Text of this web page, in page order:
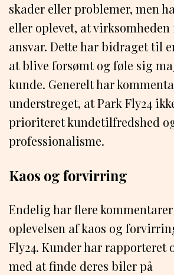
skader eller problemer, men
eller oplevet, at
ansvar. Dette har bidraget til
at blive forsømt og føle sig
kunde. Generelt har
understreget, at Park Fly24
prioriteret kundetilfredshed
professionalisme.
Kaos og forvirring
Endelig har flere
oplevelsen af kaos og
Fly24. Kunder har rapporteret
med at finde deres biler på